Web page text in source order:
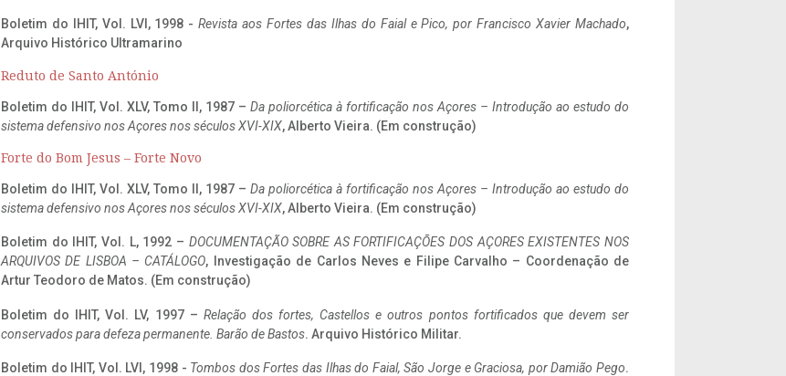
Boletim do IHIT, Vol. LVI, 1998 -Revista aos Fortes das Ilhas do Faial e Pico, por Francisco Xavier Machado,
Arquivo Histórico Ultramarino
Reduto de Santo António
Boletim do IHIT, Vol. XLV, Tomo II, 1987 – Da poliorcética à fortificação nos Açores – Introdução ao estudo do
sistema defensivo nos Açores nos séculos XVI-XIX, Alberto Vieira. (Em construção)
Forte do Bom Jesus – Forte Novo
Boletim do IHIT, Vol. XLV, Tomo II, 1987 – Da poliorcética à fortificação nos Açores – Introdução ao estudo do
sistema defensivo nos Açores nos séculos XVI-XIX, Alberto Vieira. (Em construção)
Boletim do IHIT, Vol. L, 1992 – DOCUMENTAÇÃO SOBRE AS FORTIFICAÇÕES DOS AÇORES EXISTENTES NOS
ARQUIVOS DE LISBOA – CATÁLOGO, Investigação de Carlos Neves e Filipe Carvalho – Coordenação de
Artur Teodoro de Matos. (Em construção)
Boletim do IHIT, Vol. LV, 1997 – Relação dos fortes, Castellos e outros pontos fortificados que devem ser
conservados para defeza permanente. Barão de Bastos. Arquivo Histórico Militar.
Boletim do IHIT, Vol. LVI, 1998 - Tombos dos Fortes das Ilhas do Faial, São Jorge e Graciosa, por Damião Pego.